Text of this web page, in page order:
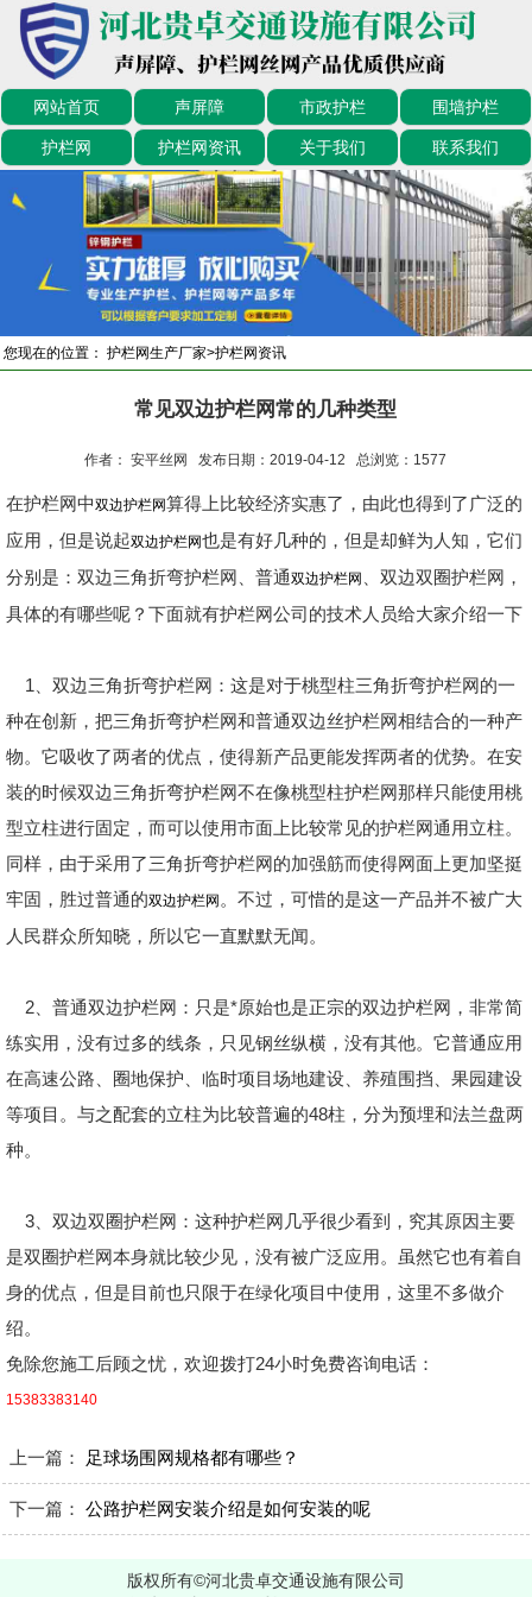
网站首页 声屏障 市政护栏 围墙护栏
护栏网 护栏网资讯 关于我们 联系我们
您现在的位置： 护栏网生产厂家>护栏网资讯
常见双边护栏网常的几种类型
作者： 安平丝网 发布日期：2019-04-12 总浏览： 1577
在护栏网中双边护栏网算得上比较经济实惠了，由此也得到了广泛的
应用，但是说起双边护栏网也是有好几种的，但是却鲜为人知，它们
分别是：双边三角折弯护栏网、普通双边护栏网
、双边双圈护栏网，
具体的有哪些呢？下面就有护栏网公司的技术人员给大家介绍一下
1、双边三角折弯护栏网：这是对于桃型柱三角折弯护栏网的一
种在创新，把三角折弯护栏网和普通双边丝护栏网相结合的一种产
物。它吸收了两者的优点，使得新产品更能发挥两者的优势。在安
装的时候双边三角折弯护栏网不在像桃型柱护栏网那样只能使用桃
型立柱进行固定，而可以使用市面上比较常见的护栏网通用立柱。
同样，由于采用了三角折弯护栏网的加强筋而使得网面上更加坚挺
牢固，胜过普通的双边护栏网 。不过，可惜的是这一产品并不被广大
人民群众所知晓，所以它一直默默无闻。
2、普通双边护栏网：只是*原始也是正宗的双边护栏网，非常简
练实用，没有过多的线条，只见钢丝纵横，没有其他。它普通应用
在高速公路、圈地保护、临时项目场地建设、养殖围挡、果园建设
等项目。与之配套的立柱为比较普遍的48柱，分为预埋和法兰盘两
种。
3、双边双圈护栏网：这种护栏网几乎很少看到，究其原因主要
是双圈护栏网本身就比较少见，没有被广泛应用。虽然它也有着自
身的优点，但是目前也只限于在绿化项目中使用，这里不多做介
绍。
免除您施工后顾之忧，欢迎拨打24小时免费咨询电话：
15383383140
上一篇： 足球场围网规格都有哪些？
下一篇：公路护栏网安装介绍是如何安装的呢
版权所有©河北贵卓交通设施有限公司